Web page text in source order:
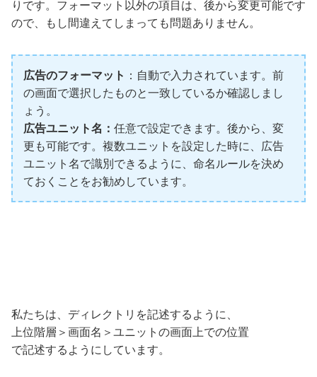
りです。フォーマット以外の項目は、後から変更可能です
ので、もし間違えてしまっても問題ありません。
広告のフォーマット ：自動で入力されています。前
の画面で選択したものと一致しているか確認しまし
ょう。
広告ユニット名： 任意で設定できます。後から、変
更も可能です。複数ユニットを設定した時に、広告
ユニット名で識別できるように、命名ルールを決め
ておくことをお勧めしています。
私たちは、ディレクトリを記述するように、
上位階層＞画面名＞ユニットの画面上での位置
で記述するようにしています。